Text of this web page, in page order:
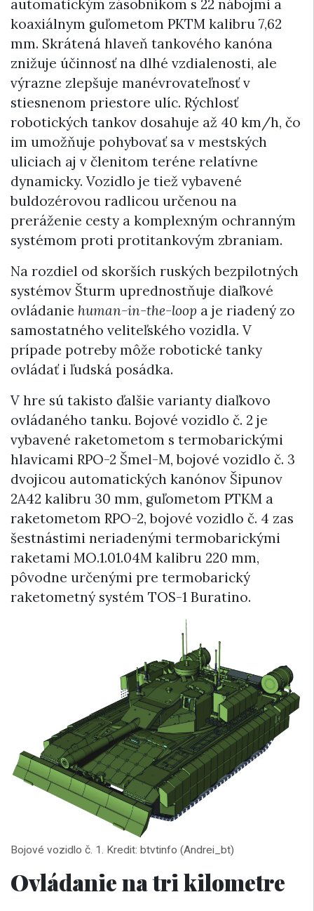
automatickým zásobníkom s 22 nábojmi a
koaxiálnym guľometom PKTM kalibru 7,62
mm. Skrátená hlaveň tankového kanóna
znižuje účinnosť na dlhé vzdialenosti, ale
výrazne zlepšuje manévrovateľnosť v
stiesnenom priestore ulíc. Rýchlosť
robotických tankov dosahuje až 40 km/h, čo
im umožňuje pohybovať sa v mestských
uliciach aj v členitom teréne relatívne
dynamicky. Vozidlo je tiež vybavené
buldozérovou radlicou určenou na
preráženie cesty a komplexným ochranným
systémom proti protitankovým zbraniam.
Na rozdiel od skorších ruských bezpilotných
systémov Šturm uprednostňuje diaľkové
ovládanie human-in-the-loop a je riadený zo
samostatného veliteľského vozidla. V
prípade potreby môže robotické tanky
ovládať i ľudská posádka.
V hre sú takisto ďalšie varianty diaľkovo
ovládaného tanku. Bojové vozidlo č. 2 je
vybavené raketometom s termobarickými
hlavicami RPO-2 Šmel-M, bojové vozidlo č. 3
dvojicou automatických kanónov Šipunov
2A42 kalibru 30 mm, guľometom PTKM a
raketometom RPO-2, bojové vozidlo č. 4 zas
šestnástimi neriadenými termobarickými
raketami MO.1.01.04M kalibru 220 mm,
pôvodne určenými pre termobarický
raketometný systém TOS-1 Buratino.
Bojové vozidlo č. 1. Kredit: btvtinfo (Andrei_bt)
Ovládanie na tri kilometre